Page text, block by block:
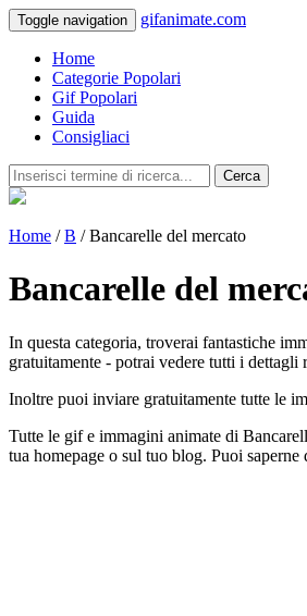
Toggle navigation gifanimate.com
Home
Categorie Popolari
Gif Popolari
Guida
Consigliaci
Cerca
Home /B / Bancarelle del mercato
Bancarelle del
In questa categoria, troverai fantastiche
gratuitamente - potrai vedere tutti i
Inoltre puoi inviare gratuitamente tutte le
Tutte le gif e immagini animate di
tua homepage o sul tuo blog. Puoi saperne